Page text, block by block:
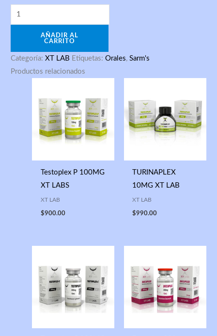
AÑADIR AL
CARRITO
Categoría:XT LAB Etiquetas:Orales,Sarm's
Productos relacionados
Testoplex P 100MG
XT LABS
XT LAB
$900.00
TURINAPLEX
10MG XT LAB
XT LAB
$990.00